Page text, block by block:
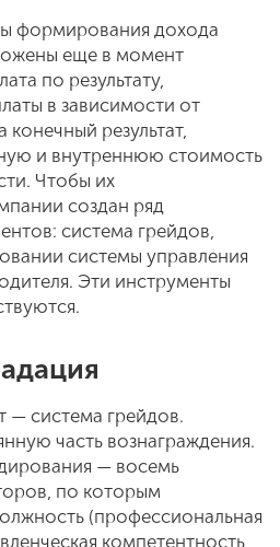
формирования дохода
еще в момент
по результату,
в зависимости от
конечный результат,
и внутреннюю стоимость
Чтобы их
создан ряд
система грейдов,
системы управления
Эти инструменты
— система грейдов.
часть вознаграждения.
— восемь
по которым
(профессиональная
компетентность,